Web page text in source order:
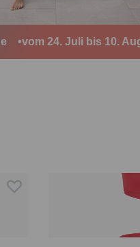
vom 24. Juli bis 10. August